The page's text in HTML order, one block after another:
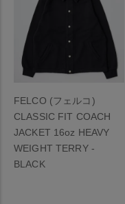
FELCO (フェルコ)
CLASSIC FIT COACH
JACKET 16oz HEAVY
WEIGHT TERRY -
BLACK